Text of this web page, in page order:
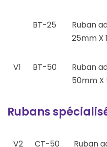
BT-25
Ruban
25mm X
V1 BT-50
Ruban
50mm X
Rubans
V2 CT-50
Ruban